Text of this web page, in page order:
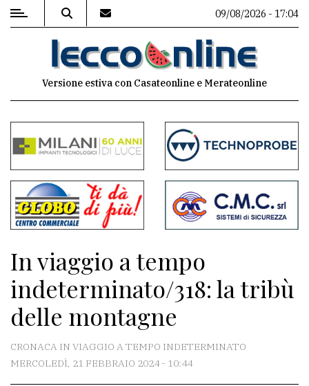
MENU
commenti
Contenuti
del
sito
Meteo
CONTATTI
La
redazione
09/08/2026 - 17:04
Versione estiva con Casateonline e Merateonline
In viaggio a tempo
indeterminato/318: la tribù
delle montagne
CRONACA IN VIAGGIO A TEMPO INDETERMINATO
MERCOLEDÌ, 21 FEBBRAIO 2024 - 10:44